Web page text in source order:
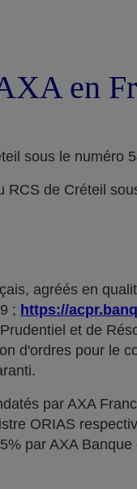
en
sous le numéro
de Créteil
agréés en
; https://
et de
d'ordres pour le
par AXA
ORIAS
par AXA